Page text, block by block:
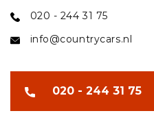
020 - 244 31 75
info@countrycars.nl
020 - 244 31 75